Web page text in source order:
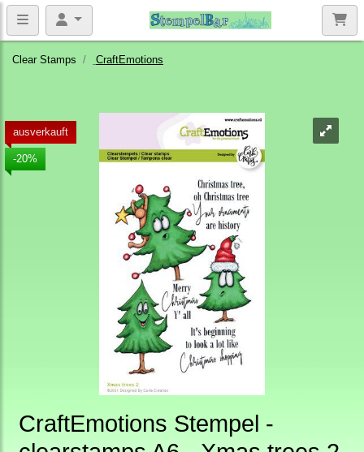
Clear Stamps CraftEmotions
ausverkauft
-20%
CraftEmotions Stempel -